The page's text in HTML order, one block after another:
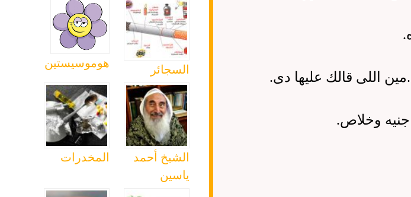
.
مين اللى قالك عليها دى.
جنيه وخلاص.
هوموسيستين السجائر
المخدرات
الشيخ أحمد
ياسين